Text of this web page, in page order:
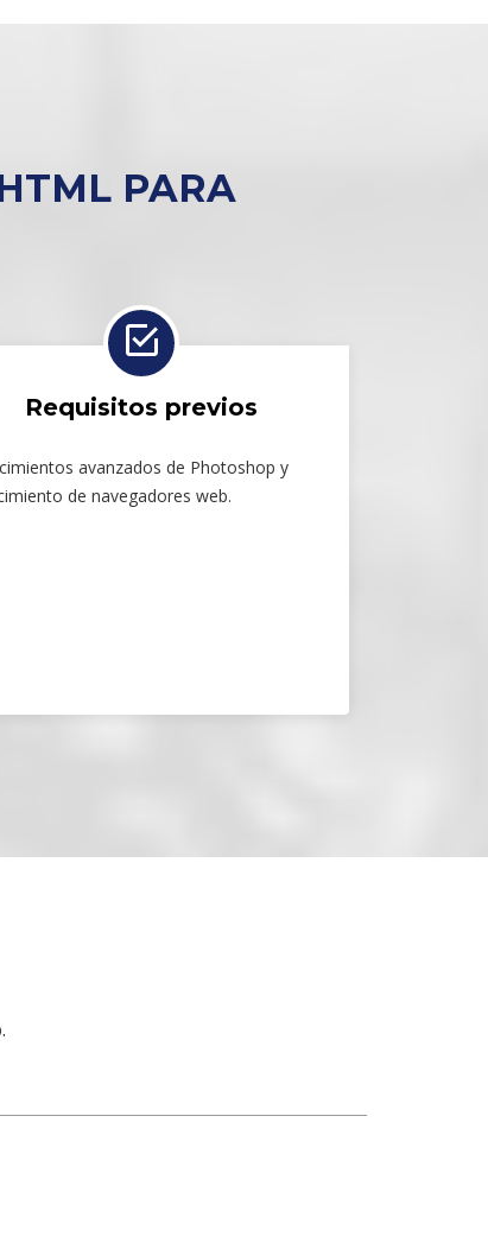
PARA
Requisitos previos
avanzados de Photoshop y
de navegadores web.